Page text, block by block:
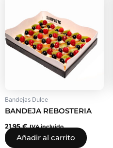
Bandejas Dulce
BANDEJA REBOSTERIA
21,95€ IVA incluido
Añadir al carrito